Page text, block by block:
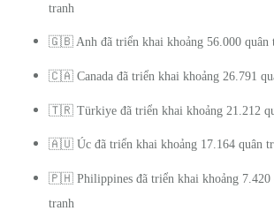
tranh
🇬🇧 Anh đã triển khai khoảng 56.000 quân
🇨🇦 Canada đã triển khai khoảng 26.791
🇹🇷 Türkiye đã triển khai khoảng 21.212
🇦🇺 Úc đã triển khai khoảng 17.164 quân
🇵🇭 Philippines đã triển khai khoảng 7.420
tranh